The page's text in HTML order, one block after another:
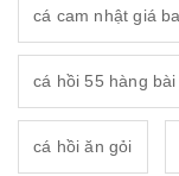
cá cam nhật giá
cá hồi 55 hàng bài
cá hồi ăn gỏi